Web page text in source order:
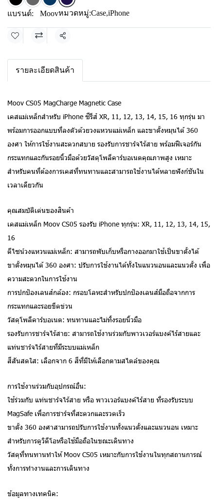
แบรนด์: Moovหมวดหมู่:Case,iPhone
แชร์
รายละเอียดสินค้า
Moov CS05 MagCharge Magnetic Case
เคสแม่เหล็กสำหรับ iPhone ซีรีส์ XR, 11, 12, 13, 14, 15, 16 ทุกรุ่น มา
พร้อมการออกแบบที่ลงตัวด้วยวงแหวนแม่เหล็ก และขาตั้งหมุนได้ 360
องศา ให้การใช้งานสะดวกสบาย รองรับการชาร์จไร้สาย พร้อมฟีเจอร์กัน
กระแทกและกันรอยนิ้วมือด้วยวัสดุโพลีคาร์บอเนตคุณภาพสูง เหมาะ
สำหรับคนที่ต้องการเคสที่ทนทานและสามารถใช้งานได้หลายฟังก์ชันใน
เวลาเดียวกัน
คุณสมบัติเด่นของสินค้า
เคสแม่เหล็ก Moov CS05 รองรับ iPhone ทุกรุ่น: XR, 11, 12, 13, 14, 15,
16
ดีไซน์วงแหวนแม่เหล็ก: สามารถพับเก็บหรือกางออกมาใช้เป็นขาตั้งได้
ขาตั้งหมุนได้ 360 องศา: ปรับการใช้งานได้ทั้งในแนวนอนและแนวตั้ง เพื่อ
ความสะดวกในการใช้งาน
การปกป้องเลนส์กล้อง: กรอบโลหะสำหรับปกป้องเลนส์มือถือจากการ
กระแทกและรอยขีดข่วน
วัสดุโพลีคาร์บอเนต: ทนทานและไม่ทิ้งรอยนิ้วมือ
รองรับการชาร์จไร้สาย: สามารถใช้งานร่วมกับพาวเวอร์แบงค์ไร้สายและ
แท่นชาร์จไร้สายที่มีระบบแม่เหล็ก
สีสันสดใส: เลือกจาก 6 สีที่มีให้เลือกตามสไตล์ของคุณ
การใช้งานร่วมกับอุปกรณ์อื่น:
ใช้ร่วมกับ แท่นชาร์จไร้สาย หรือ พาวเวอร์แบงค์ไร้สาย ที่รองรับระบบ
MagSafe เพื่อการชาร์จที่สะดวกและรวดเร็ว
ขาตั้ง 360 องศาสามารถปรับการใช้งานทั้งแนวตั้งและแนวนอน เหมาะ
สำหรับการดูวิดีโอหรือใช้มือถือในขณะเดินทาง
วัสดุที่ทนทานทำให้ Moov CS05 เหมาะกับการใช้งานในทุกสถานการณ์
ทั้งการทำงานและการเดินทาง
ข้อมูลทางเทคนิค: